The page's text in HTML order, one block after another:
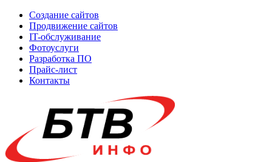
Создание сайтов
Продвижение сайтов
IT-обслуживание
Фотоуслуги
Разработка ПО
Прайс-лист
Контакты